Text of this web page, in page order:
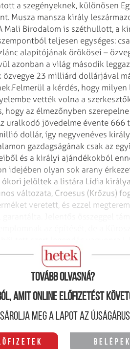
a szegényeknek, különösen
Musza mansza király
Mali Birodalom is széthullott, a
teljesen egységes:
alapítójának örökösei –
azonban a világ második
özvegye 23 milliárd dollárjával
Felmerül a kérdés, hogy
vették volna a
az élmezőnyben
uralkodó jövedelme évente
dollár, így negyvenéves
gazdagságának csak az
és a királyi ajándékokból
idejében olyan sok arany
ókori jelöltek a listára Lídia
változata, Croesus (Krőzus)
veretett, és ezzel
gazdagság szinonimájává vált.
Tovább olvasná?
amit online előfizetést
meg a lapot az
Belépek